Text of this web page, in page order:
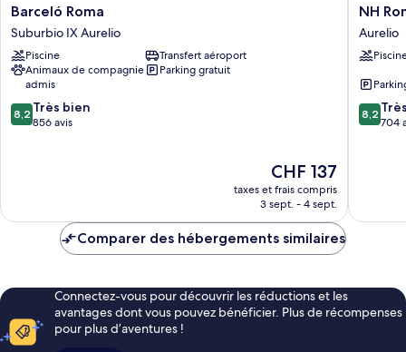
Barceló
Roma
Suburbio
IX
Aurelio
Barceló Roma
Suburbio IX Aurelio
Piscine
Transfert aéroport
Animaux de compagnie
admis
Parking gratuit
8.2
sur
8,2 Très bien
856 avis
Le
nouveau
prix
de
CHF 137
taxes et frais compris
3 sept. - 4 sept.
NH
Roma
Villa
NH
Aurelio
8.2
sur
8,2
704
Comparer des hébergements similaires
Connectez-vous pour découvrir les réductions et les
avantages dont vous pouvez bénéficier. Plus de récompenses
pour plus d’aventures !